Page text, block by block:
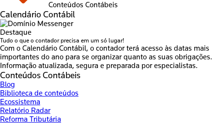
Conteúdos Contábeis
Calendário Contábil
Destaque
Tudo o que o contador precisa em um só lugar!
Com o Calendário Contábil, o contador terá acesso às datas mais
importantes do ano para se organizar quanto as suas obrigações.
Informação atualizada, segura e preparada por especialistas.
Conteúdos Contábeis
Blog
Biblioteca de conteúdos
Ecossistema
Relatório Radar
Reforma Tributária